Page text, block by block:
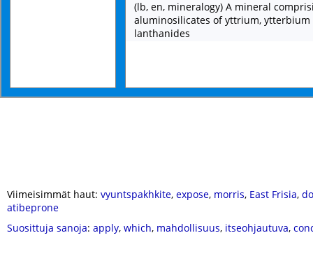
(lb, en, mineralogy) A mineral
aluminosilicates of yttrium, ytterbium
lanthanides
Viimeisimmät haut: vyuntspakhkite, expose, morris, East Frisia,
atibeprone
Suosittuja sanoja: apply, which, mahdollisuus, itseohjautuva,